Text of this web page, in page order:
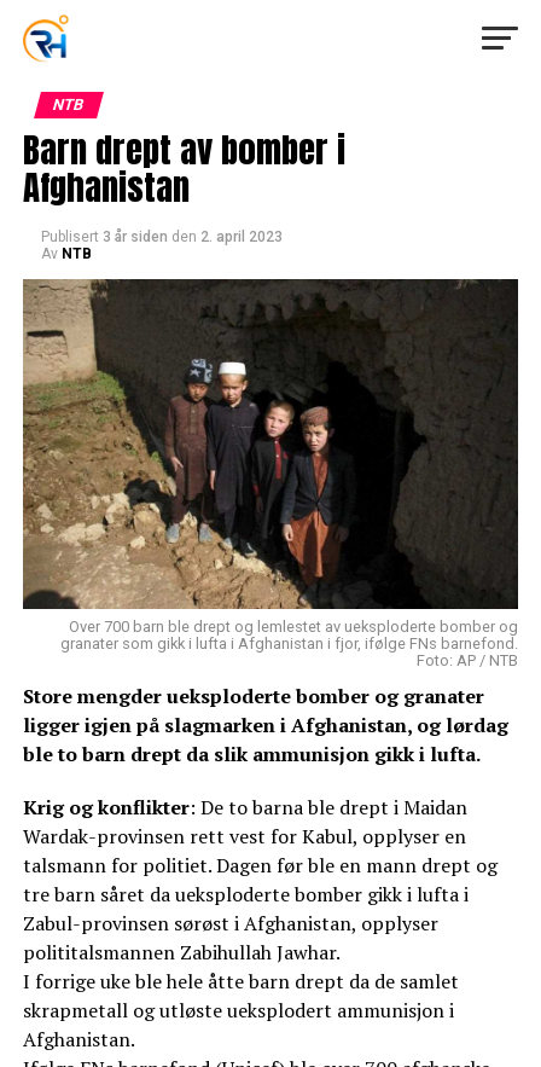
NTB
Barn drept av bomber i
Afghanistan
Publisert 3 år siden den 2. april 2023
Av NTB
Over 700 barn ble drept og lemlestet av ueksploderte bomber og
granater som gikk i lufta i Afghanistan i fjor, ifølge FNs barnefond.
Foto: AP / NTB
Store mengder ueksploderte bomber og granater
ligger igjen på slagmarken i Afghanistan, og lørdag
ble to barn drept da slik ammunisjon gikk i lufta.
Krig og konflikter: De to barna ble drept i Maidan
Wardak-provinsen rett vest for Kabul, opplyser en
talsmann for politiet. Dagen før ble en mann drept og
tre barn såret da ueksploderte bomber gikk i lufta i
Zabul-provinsen sørøst i Afghanistan, opplyser
polititalsmannen Zabihullah Jawhar.
I forrige uke ble hele åtte barn drept da de samlet
skrapmetall og utløste ueksplodert ammunisjon i
Afghanistan.